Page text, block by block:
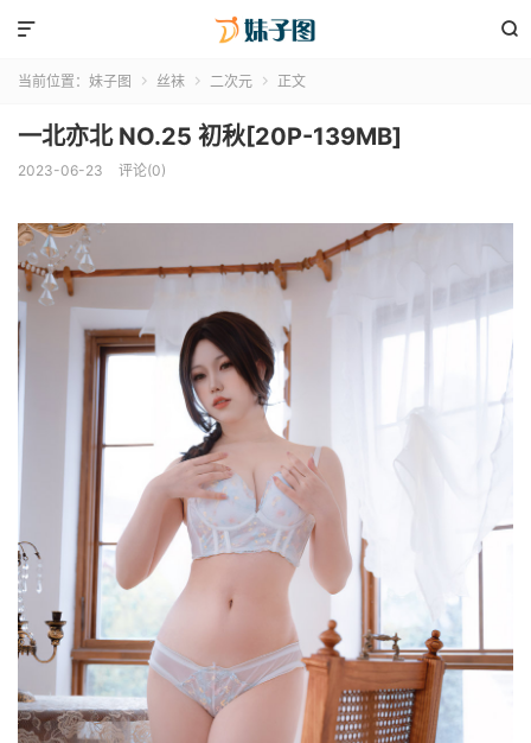


当前位置： 妹子图  丝袜  二次元  正文
一北亦北 NO.25 初秋[20P-139MB]
2023-06-23 评论(0)